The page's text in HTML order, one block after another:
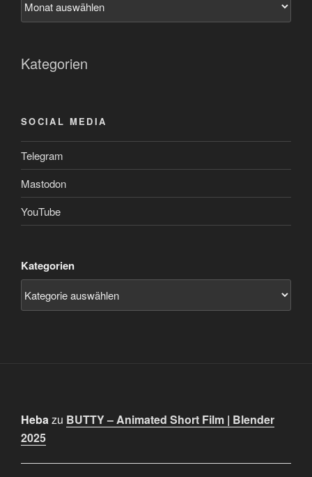
Kategorien
SOCIAL MEDIA
Telegram
Mastodon
YouTube
Kategorien
Hebazu BUTTY – Animated Short Film | Blender
2025